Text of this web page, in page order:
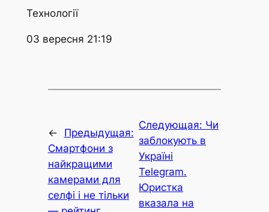
Технології
03 вересня 21:19
←
Предыдущая:
Смартфони з
найкращими
камерами для
селфі і не тільки
Следующая: Чи
заблокують в
Україні
Telegram.
Юристка
вказала на